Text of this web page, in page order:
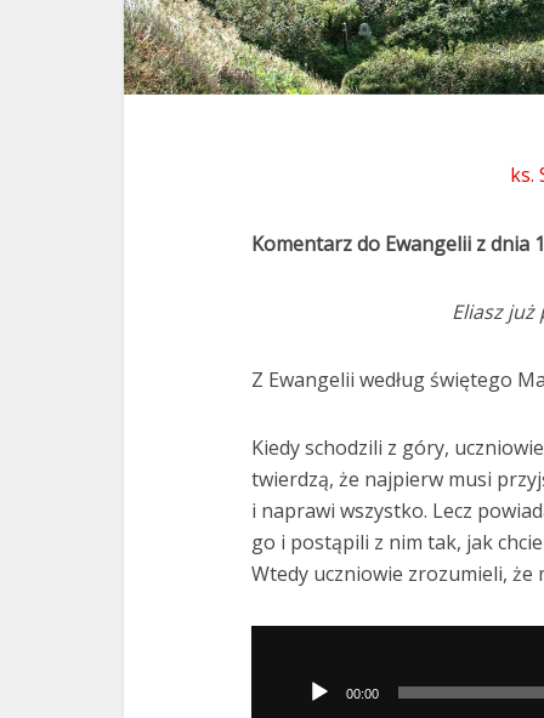
ks.
Komentarz do Ewangelii z dnia
Eliasz już
Z Ewangelii według świętego
Kiedy schodzili z góry,
twierdzą, że najpierw musi
i naprawi wszystko. Lecz
go i postąpili z nim tak, jak
Wtedy uczniowie zrozumieli, że
dźwiękowych
00:00